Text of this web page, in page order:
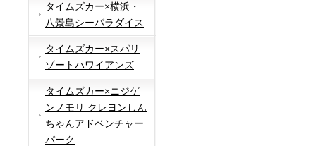
タイムズカー×横浜・
八景島シーパラダイス
タイムズカー×スパリ
ゾートハワイアンズ
タイムズカー×ニジゲ
ンノモリ クレヨンしん
ちゃんアドベンチャー
パーク